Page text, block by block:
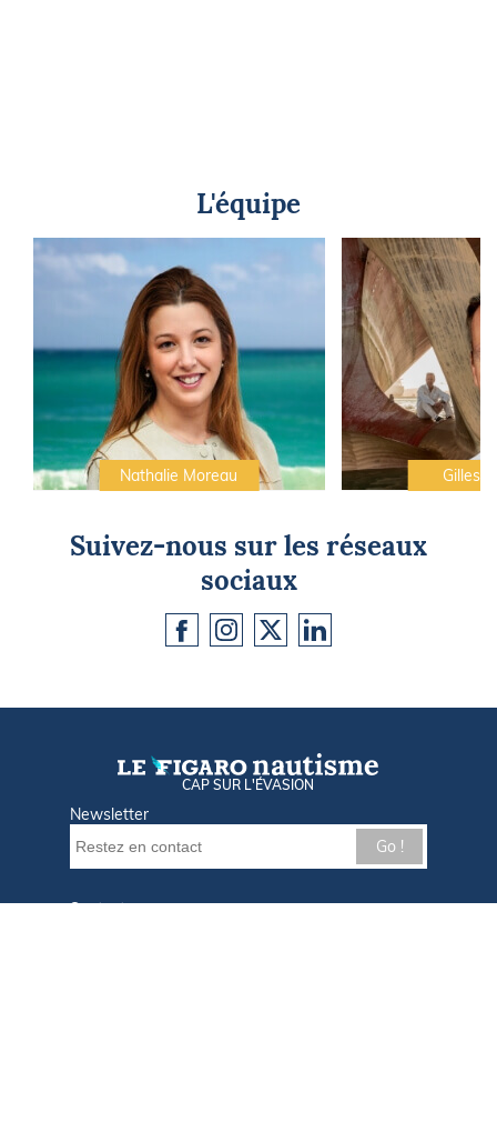
L'équipe
Nathalie Moreau Gilles
Suivez-nous sur les réseaux
sociaux
CAP SUR L'ÉVASION
Newsletter
Go !
Contactez-nous